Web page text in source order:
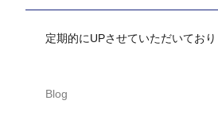
定期的にUPさせていただいてお
Blog